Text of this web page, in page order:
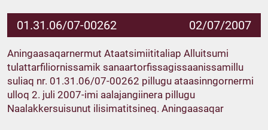
01.31.06/07-00262 02/07/2007
Aningaasaqarnermut Ataatsimiititaliap Alluitsumi
tulattarfiliornissamik sanaartorfissagissaanissamillu
suliaq nr. 01.31.06/07-00262 pillugu ataasinngornermi
ulloq 2. juli 2007-imi aalajangiinera pillugu
Naalakkersuisunut ilisimatitsineq. Aningaasaqar